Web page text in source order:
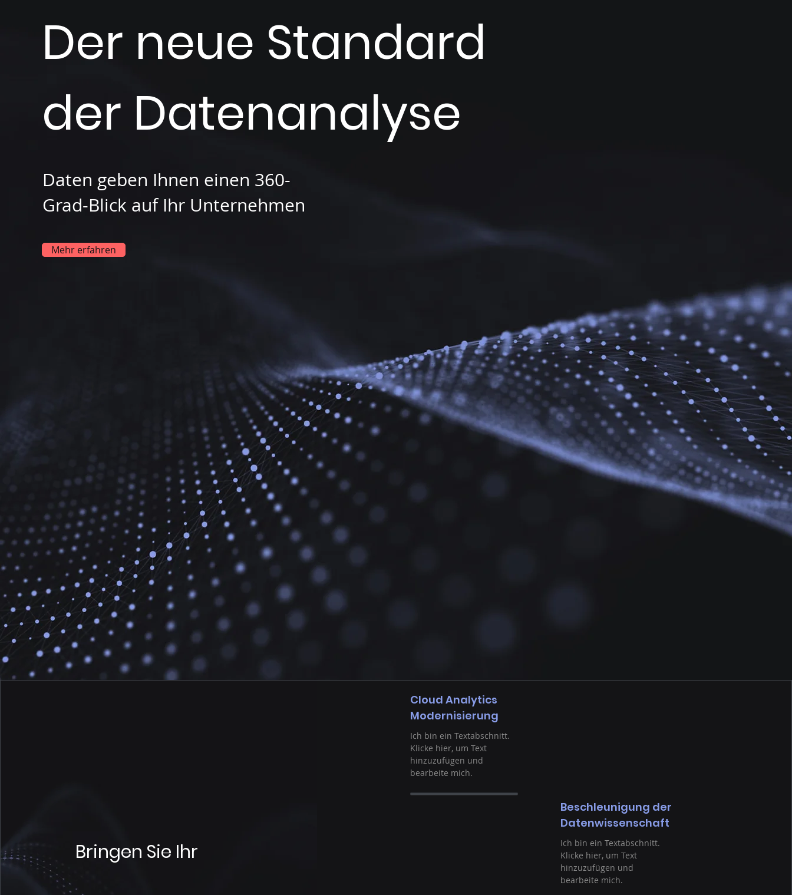
Der neue Standard
der Datenanalyse
Daten geben Ihnen einen 360-
Grad-Blick auf Ihr Unternehmen
Mehr erfahren
Bringen Sie Ihr
Cloud Analytics
Modernisierung
Ich bin ein Textabschnitt.
Klicke hier, um Text
hinzuzufügen und
bearbeite mich.
Beschleunigung der
Datenwissenschaft
Ich bin ein Textabschnitt.
Klicke hier, um Text
hinzuzufügen und
bearbeite mich.